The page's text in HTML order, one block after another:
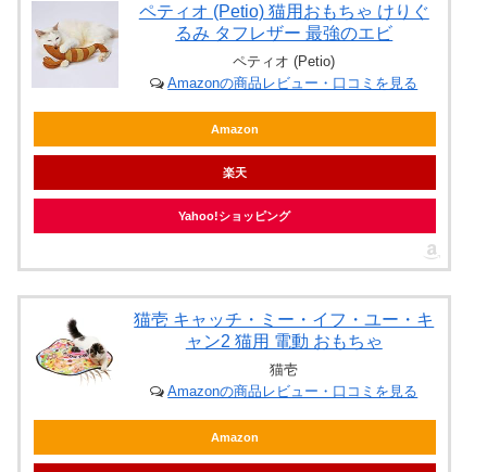
ペティオ (Petio) 猫用おもちゃ けりぐ
るみ タフレザー 最強のエビ
ペティオ (Petio)
Amazonの商品レビュー・口コミを見る
Amazon
楽天
Yahoo!ショッピング
猫壱 キャッチ・ミー・イフ・ユー・キ
ャン2 猫用 電動 おもちゃ
猫壱
Amazonの商品レビュー・口コミを見る
Amazon